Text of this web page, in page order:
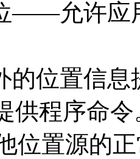
——允许应
的位置信
供程序命
位置源的